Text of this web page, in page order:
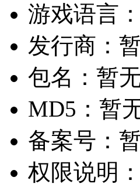
游戏语言：
发行商：
包名： 暂
MD5： 暂
备案号：
权限说明：